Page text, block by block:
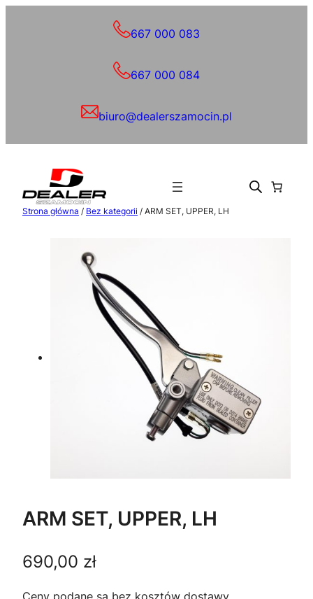
667 000 083
667 000 084
biuro@dealerszamocin.pl
Strona główna / Bez kategorii / ARM SET, UPPER, LH
ARM SET, UPPER, LH
690,00 zł